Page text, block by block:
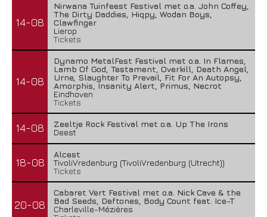
14-08
Nirwana Tuinfeest Festival met o.a. John Coffey,
The Dirty Daddies, Hiqpy, Wodan Boys,
Clawfinger
Lierop
Tickets
14-08
Dynamo MetalFest Festival met o.a. In Flames,
Lamb Of God, Testament, Overkill, Death Angel,
Urne, Slaughter To Prevail, Fit For An Autopsy,
Amorphis, Insanity Alert, Primus, Necrot
Eindhoven
Tickets
14-08
Zeeltje Rock Festival met o.a. Up The Irons
Deest
18-08
Alcest
TivoliVredenburg (TivoliVredenburg (Utrecht))
Tickets
20-08
Cabaret Vert Festival met o.a. Nick Cave & the
Bad Seeds, Deftones, Body Count feat. Ice-T
Charleville-Mézières